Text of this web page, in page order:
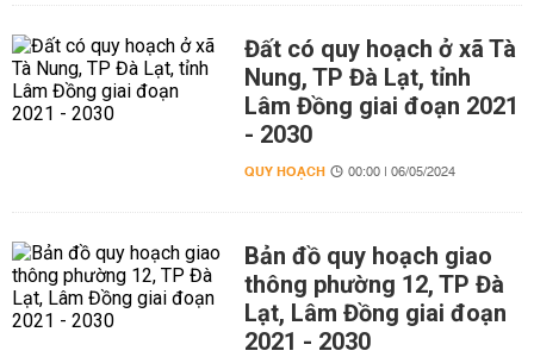
Đất có quy hoạch ở xã Tà
Nung, TP Đà Lạt, tỉnh
Lâm Đồng giai đoạn 2021
- 2030
QUY HOẠCH 00:00 | 06/05/2024
Bản đồ quy hoạch giao
thông phường 12, TP Đà
Lạt, Lâm Đồng giai đoạn
2021 - 2030